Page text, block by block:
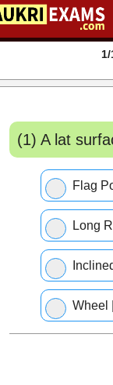
1/
(1) A lat
Flag
Long
Wheel |